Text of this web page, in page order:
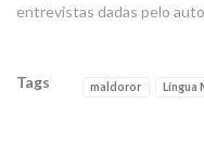
entrevistas dadas pelo
Tags maldoror Língua